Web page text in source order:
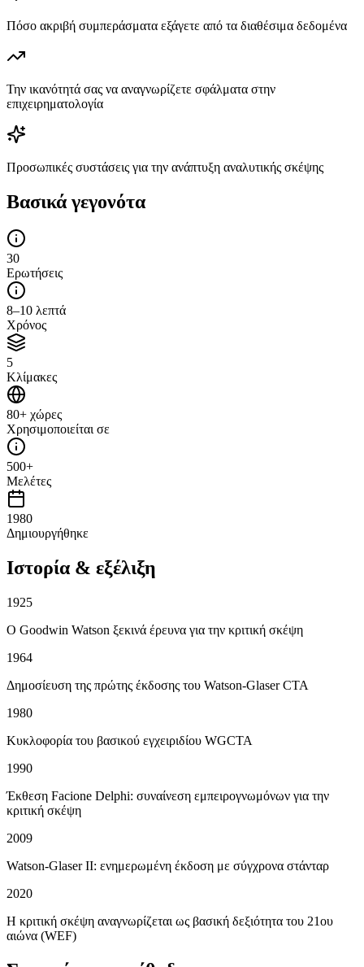
Πόσο ακριβή συμπεράσματα εξάγετε από τα διαθέσιμα δεδομένα
Την ικανότητά σας να αναγνωρίζετε σφάλματα στην
επιχειρηματολογία
Προσωπικές συστάσεις για την ανάπτυξη αναλυτικής σκέψης
Βασικά γεγονότα
30
Ερωτήσεις
8–10 λεπτά
Χρόνος
5
Κλίμακες
80+ χώρες
Χρησιμοποιείται σε
500+
Μελέτες
1980
Δημιουργήθηκε
Ιστορία & εξέλιξη
1925
Ο Goodwin Watson ξεκινά έρευνα για την κριτική σκέψη
1964
Δημοσίευση της πρώτης έκδοσης του Watson-Glaser CTA
1980
Κυκλοφορία του βασικού εγχειριδίου WGCTA
1990
Έκθεση Facione Delphi: συναίνεση εμπειρογνωμόνων για την
κριτική σκέψη
2009
Watson-Glaser II: ενημερωμένη έκδοση με σύγχρονα στάνταρ
2020
Η κριτική σκέψη αναγνωρίζεται ως βασική δεξιότητα του 21ου
αιώνα (WEF)